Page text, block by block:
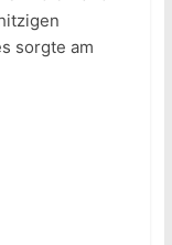
sorgte am